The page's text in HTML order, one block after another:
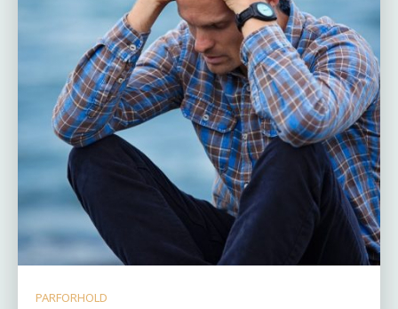
PARFORHOLD